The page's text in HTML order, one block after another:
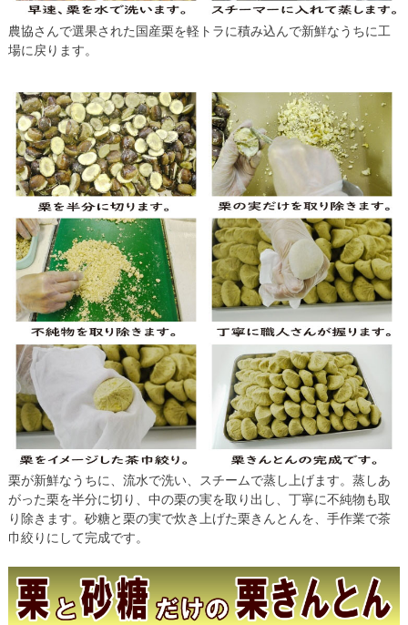
農協さんで選果された国産栗を軽トラに積み込んで新鮮なうちに工
場に戻ります。
栗が新鮮なうちに、流水で洗い、スチームで蒸し上げます。蒸しあ
がった栗を半分に切り、中の栗の実を取り出し、丁寧に不純物も取
り除きます。砂糖と栗の実で炊き上げた栗きんとんを、手作業で茶
巾絞りにして完成です。